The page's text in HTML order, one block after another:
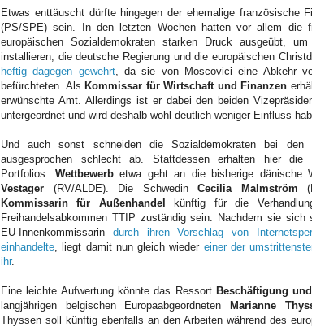
Etwas enttäuscht dürfte hingegen der ehemalige französische
(PS/SPE) sein. In den letzten Wochen hatten vor allem die
europäischen Sozialdemokraten starken Druck ausgeübt,
installieren; die deutsche Regierung und die europäischen
heftig dagegen gewehrt, da sie von Moscovici eine Abkehr
befürchteten. AlsKommissar für Wirtschaft und Finanzen
erwünschte Amt. Allerdings ist er dabei den beiden
untergeordnet und wird deshalb wohl deutlich weniger Einfluss
Und auch sonst schneiden die Sozialdemokraten bei den
ausgesprochen schlecht ab. Stattdessen erhalten hier die
Portfolios: Wettbewerbetwa geht an die bisherige dänische
Vestager (RV/ALDE). Die SchwedinCecilia Malmström
Kommissarin für Außenhandelkünftig für die
Freihandelsabkommen TTIP zuständig sein. Nachdem sie
EU-Innenkommissarin durch ihren Vorschlag von
einhandelte , liegt damit nun gleich wieder einer der
ihr.
Eine leichte Aufwertung könnte das Ressort Beschäftigung
langjährigen belgischen EuropaabgeordnetenMarianne
Thyssen soll künftig ebenfalls an den Arbeiten während des